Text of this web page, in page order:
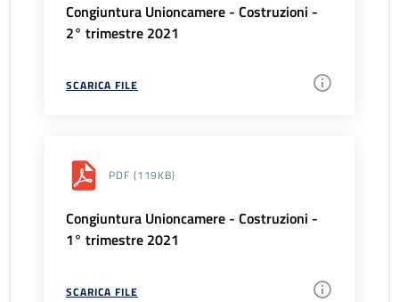
Congiuntura Unioncamere - Costruzioni -
2° trimestre 2021
SCARICA FILE
PDF (119KB)
Congiuntura Unioncamere - Costruzioni -
1° trimestre 2021
SCARICA FILE